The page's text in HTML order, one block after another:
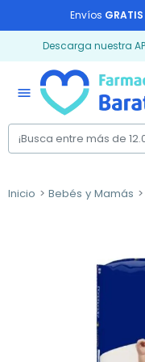
Envíos GRATIS
Descarga nuestra
menu
Inicio Bebés y Mamás